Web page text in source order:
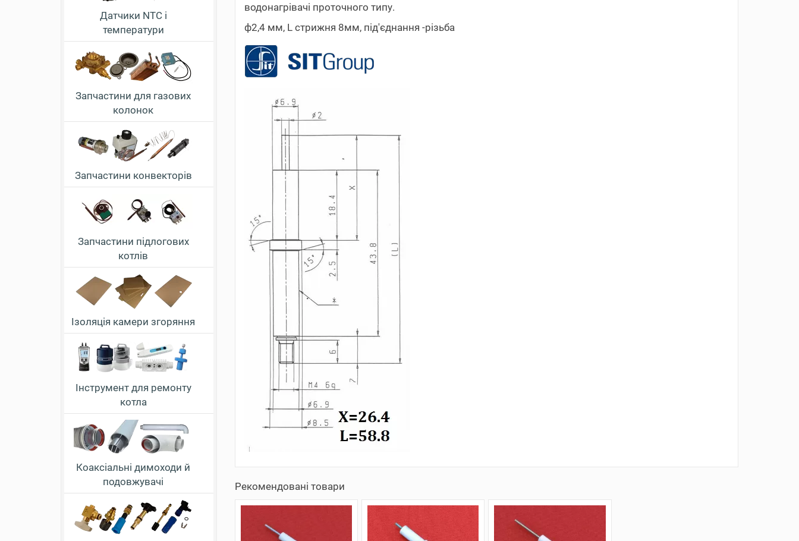
Датчики NTC і
температури
Запчастини для газових
колонок
Запчастини конвекторів
Запчастини підлогових
котлів
Ізоляція камери згоряння
Інструмент для ремонту
котла
Коаксіальні димоходи й
подовжувачі
водонагрівачі проточного типу.
ф2,4 мм, L стрижня 8мм, під'єднання -різьба
Рекомендовані товари